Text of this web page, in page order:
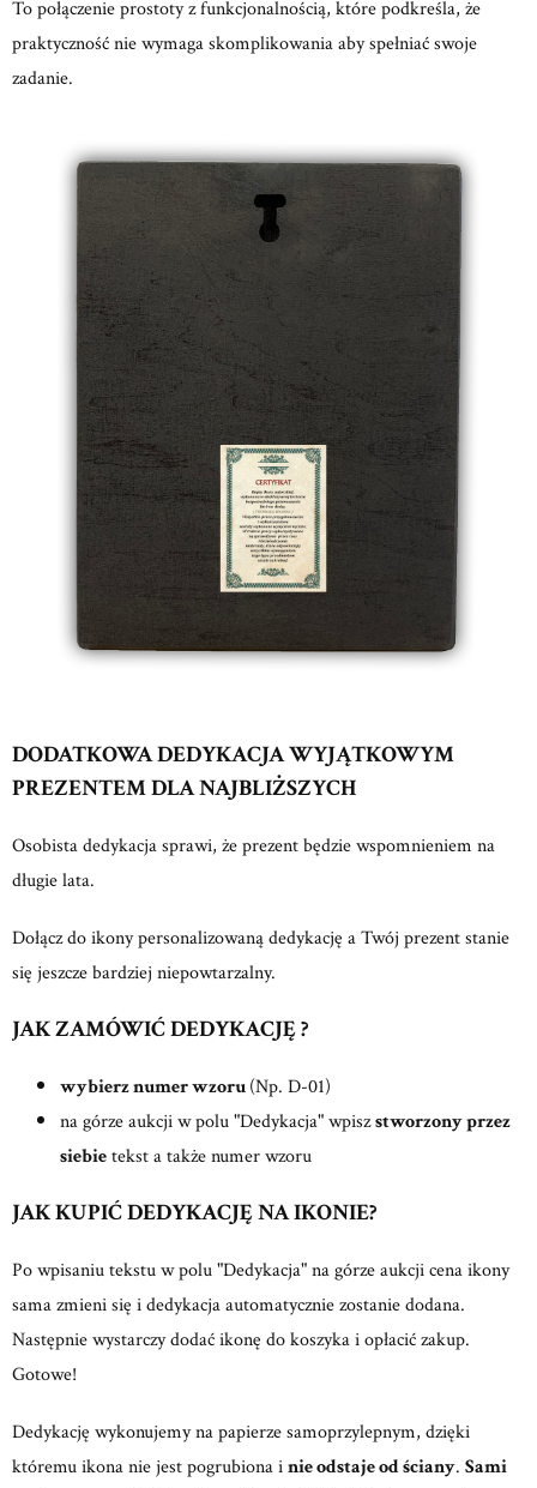
To połączenie prostoty z funkcjonalnością, które podkreśla, że
praktyczność nie wymaga skomplikowania aby spełniać swoje
zadanie.
DODATKOWA DEDYKACJA WYJĄTKOWYM
PREZENTEM DLA NAJBLIŻSZYCH
Osobista dedykacja sprawi, że prezent będzie wspomnieniem na
długie lata.
Dołącz do ikony personalizowaną dedykację a Twój prezent stanie
się jeszcze bardziej niepowtarzalny.
JAK ZAMÓWIĆ DEDYKACJĘ ?
wybierz numer wzoru(Np. D-01)
na górze aukcji w polu "Dedykacja" wpiszstworzony przez
siebietekst a także numer wzoru
JAK KUPIĆ DEDYKACJĘ NA IKONIE?
Po wpisaniu tekstu w polu "Dedykacja" na górze aukcji cena ikony
sama zmieni się i dedykacja automatycznie zostanie dodana.
Następnie wystarczy dodać ikonę do koszyka i opłacić zakup.
Gotowe!
Dedykację wykonujemy na papierze samoprzylepnym, dzięki
któremu ikona nie jest pogrubiona inie odstaje od ściany. Sami